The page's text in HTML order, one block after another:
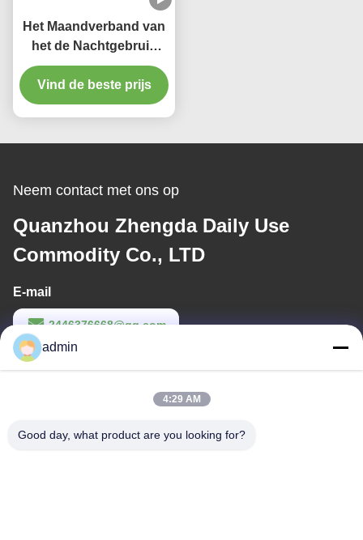
Het Maandverband van
het de Nachtgebruik
van de
bamboehoutskool vult
Biologisch afbreekbare
Vind de beste prijs
Neem contact met ons op
Quanzhou Zhengda Daily Use
Commodity Co., LTD
E-mail
2446376668@qq.com
Werktijd
admin
4:29 AM
Good day, what product are you looking for?